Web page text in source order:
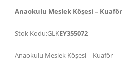
Anaokulu Meslek Köşesi – Kuaför
Stok Kodu:GLKEY355072
Anaokulu Meslek Köşesi – Kuaför